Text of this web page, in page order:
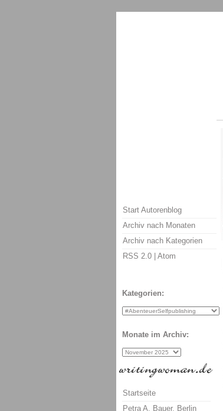
Start Autorenblog
Archiv nach Monaten
Archiv nach Kategorien
RSS 2.0 | Atom
Kategorien:
Monate im Archiv:
Startseite
Petra A. Bauer, Berlin